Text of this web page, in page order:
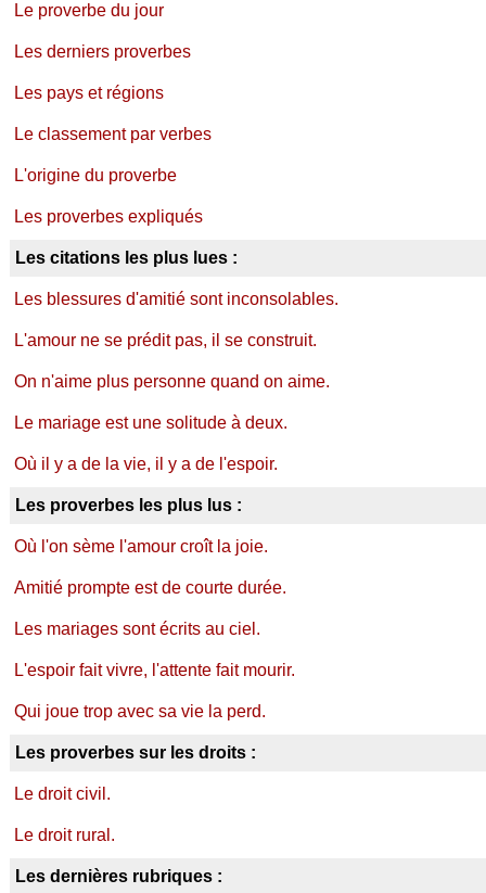
Le proverbe du jour
Les derniers proverbes
Les pays et régions
Le classement par verbes
L'origine du proverbe
Les proverbes expliqués
Les citations les plus lues :
Les blessures d'amitié sont inconsolables.
L'amour ne se prédit pas, il se construit.
On n'aime plus personne quand on aime.
Le mariage est une solitude à deux.
Où il y a de la vie, il y a de l'espoir.
Les proverbes les plus lus :
Où l'on sème l'amour croît la joie.
Amitié prompte est de courte durée.
Les mariages sont écrits au ciel.
L'espoir fait vivre, l'attente fait mourir.
Qui joue trop avec sa vie la perd.
Les proverbes sur les droits :
Le droit civil.
Le droit rural.
Les dernières rubriques :